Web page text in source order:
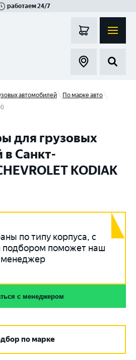
работаем 24/7
автомобилей
По марке авто
для грузовых
Санкт-
KODIAK
по типу корпуса, с
подбором поможет наш
менеджер
с менеджером
по марке